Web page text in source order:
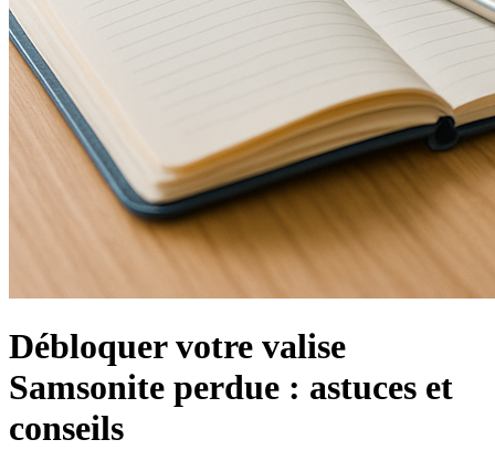
Débloquer votre valise
Samsonite perdue : astuces et
conseils